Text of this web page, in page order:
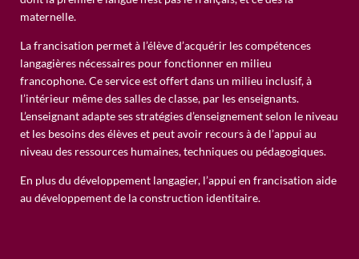
maternelle.
La francisation permet à l’élève d’acquérir les compétences
langagières nécessaires pour fonctionner en milieu
francophone. Ce service est offert dans un milieu inclusif, à
l’intérieur même des salles de classe, par les enseignants.
L’enseignant adapte ses stratégies d’enseignement selon le niveau
et les besoins des élèves et peut avoir recours à de l’appui au
niveau des ressources humaines, techniques ou pédagogiques.
En plus du développement langagier, l’appui en francisation aide
au développement de la construction identitaire.